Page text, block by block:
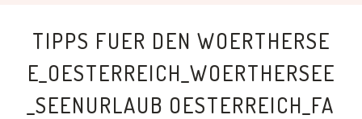
TIPPS FUER DEN WOERTHERSE
E_OESTERREICH_WOERTHERSEE
_SEENURLAUB OESTERREICH_FA